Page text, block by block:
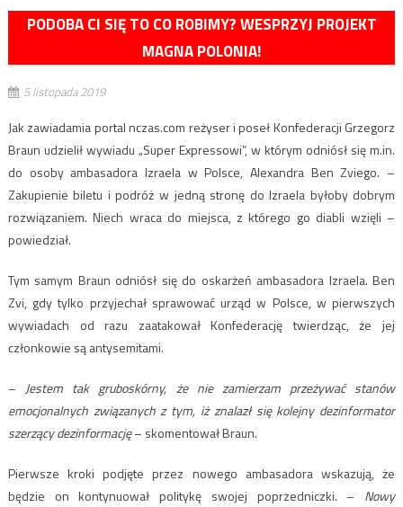
PODOBA CI SIĘ TO CO ROBIMY? WESPRZYJ PROJEKT
MAGNA POLONIA!
5 listopada 2019
Jak zawiadamia portal nczas.com reżyser i poseł Konfederacji Grzegorz
Braun udzielił wywiadu „Super Expressowi”, w którym odniósł się m.in.
do osoby ambasadora Izraela w Polsce, Alexandra Ben Zviego. –
Zakupienie biletu i podróż w jedną stronę do Izraela byłoby dobrym
rozwiązaniem. Niech wraca do miejsca, z którego go diabli wzięli –
powiedział.
Tym samym Braun odniósł się do oskarżeń ambasadora Izraela. Ben
Zvi, gdy tylko przyjechał sprawować urząd w Polsce, w pierwszych
wywiadach od razu zaatakował Konfederację twierdząc, że jej
członkowie są antysemitami.
– Jestem tak gruboskórny, że nie zamierzam przeżywać stanów
emocjonalnych związanych z tym, iż znalazł się kolejny dezinformator
szerzący dezinformację– skomentował Braun.
Pierwsze kroki podjęte przez nowego ambasadora wskazują, że
będzie on kontynuował politykę swojej poprzedniczki. – Nowy